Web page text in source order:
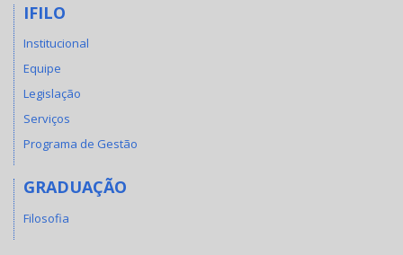
IFILO
Institucional
Equipe
Legislação
Serviços
Programa de Gestão
GRADUAÇÃO
Filosofia